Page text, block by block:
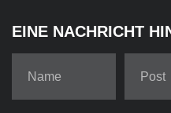
EINE NACHRICHT